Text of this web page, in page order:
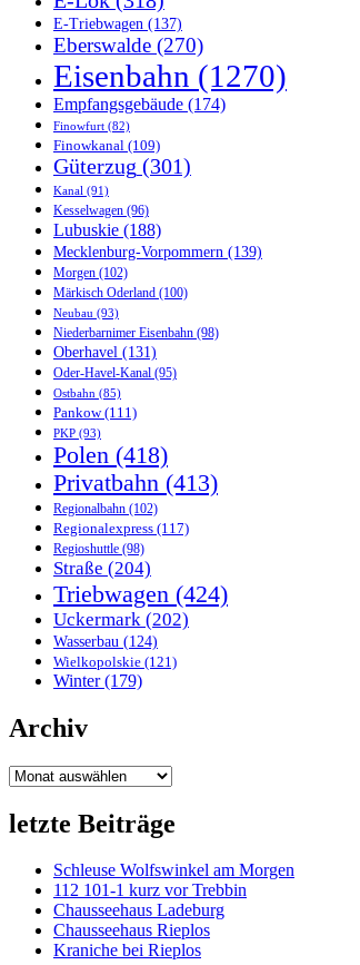
E-Triebwagen (137)
Eberswalde (270)
Eisenbahn (1270)
Empfangsgebäude (174)
Finowfurt (82)
Finowkanal (109)
Güterzug (301)
Kanal (91)
Kesselwagen (96)
Lubuskie (188)
Mecklenburg-Vorpommern (139)
Morgen (102)
Märkisch Oderland (100)
Neubau (93)
Niederbarnimer Eisenbahn (98)
Oberhavel (131)
Oder-Havel-Kanal (95)
Ostbahn (85)
Pankow(111)
PKP (93)
Polen (418)
Privatbahn (413)
Regionalbahn (102)
Regionalexpress (117)
Regioshuttle (98)
Straße (204)
Triebwagen (424)
Uckermark (202)
Wasserbau (124)
Wielkopolskie (121)
Winter(179)
Archiv
Archiv
letzte Beiträge
Schleuse Wolfswinkel am Morgen
112 101-1 kurz vor Trebbin
Chausseehaus Ladeburg
Chausseehaus Rieplos
Kraniche bei Rieplos